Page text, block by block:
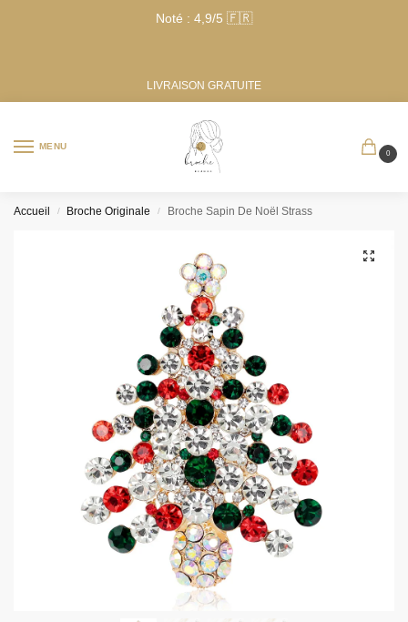
Noté : 4,9/5 🇫🇷
LIVRAISON GRATUITE
MENU
0
Accueil / Broche Originale / Broche Sapin De Noël Strass